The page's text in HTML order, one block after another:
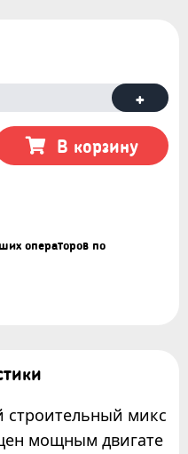
операторов по
+
В корзину
строительный микс
мощным двигате